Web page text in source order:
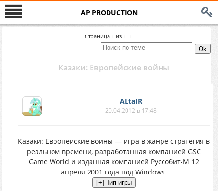
AP PRODUCTION
Страница 1 из 1 1
Казаки: Европейские войны
ALtaIR
20.04.2012 в 17:48
Казаки: Европейские войны — игра в жанре стратегия в
реальном времени, разработанная компанией GSC
Game World и изданная компанией Руссобит-М 12
апреля 2001 года под Windows.